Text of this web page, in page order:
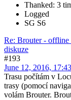
Thanked: 3
Logged
SG S6
Re: Brouter - offline
diskuze
#193
June 12, 2016,
Trasu počítám v
trasy (pomocí
volám Brouter.